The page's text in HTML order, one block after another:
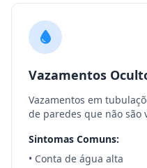
Vazamentos
Vazamentos em
de paredes que não são
Sintomas Comuns:
• Conta de água alta